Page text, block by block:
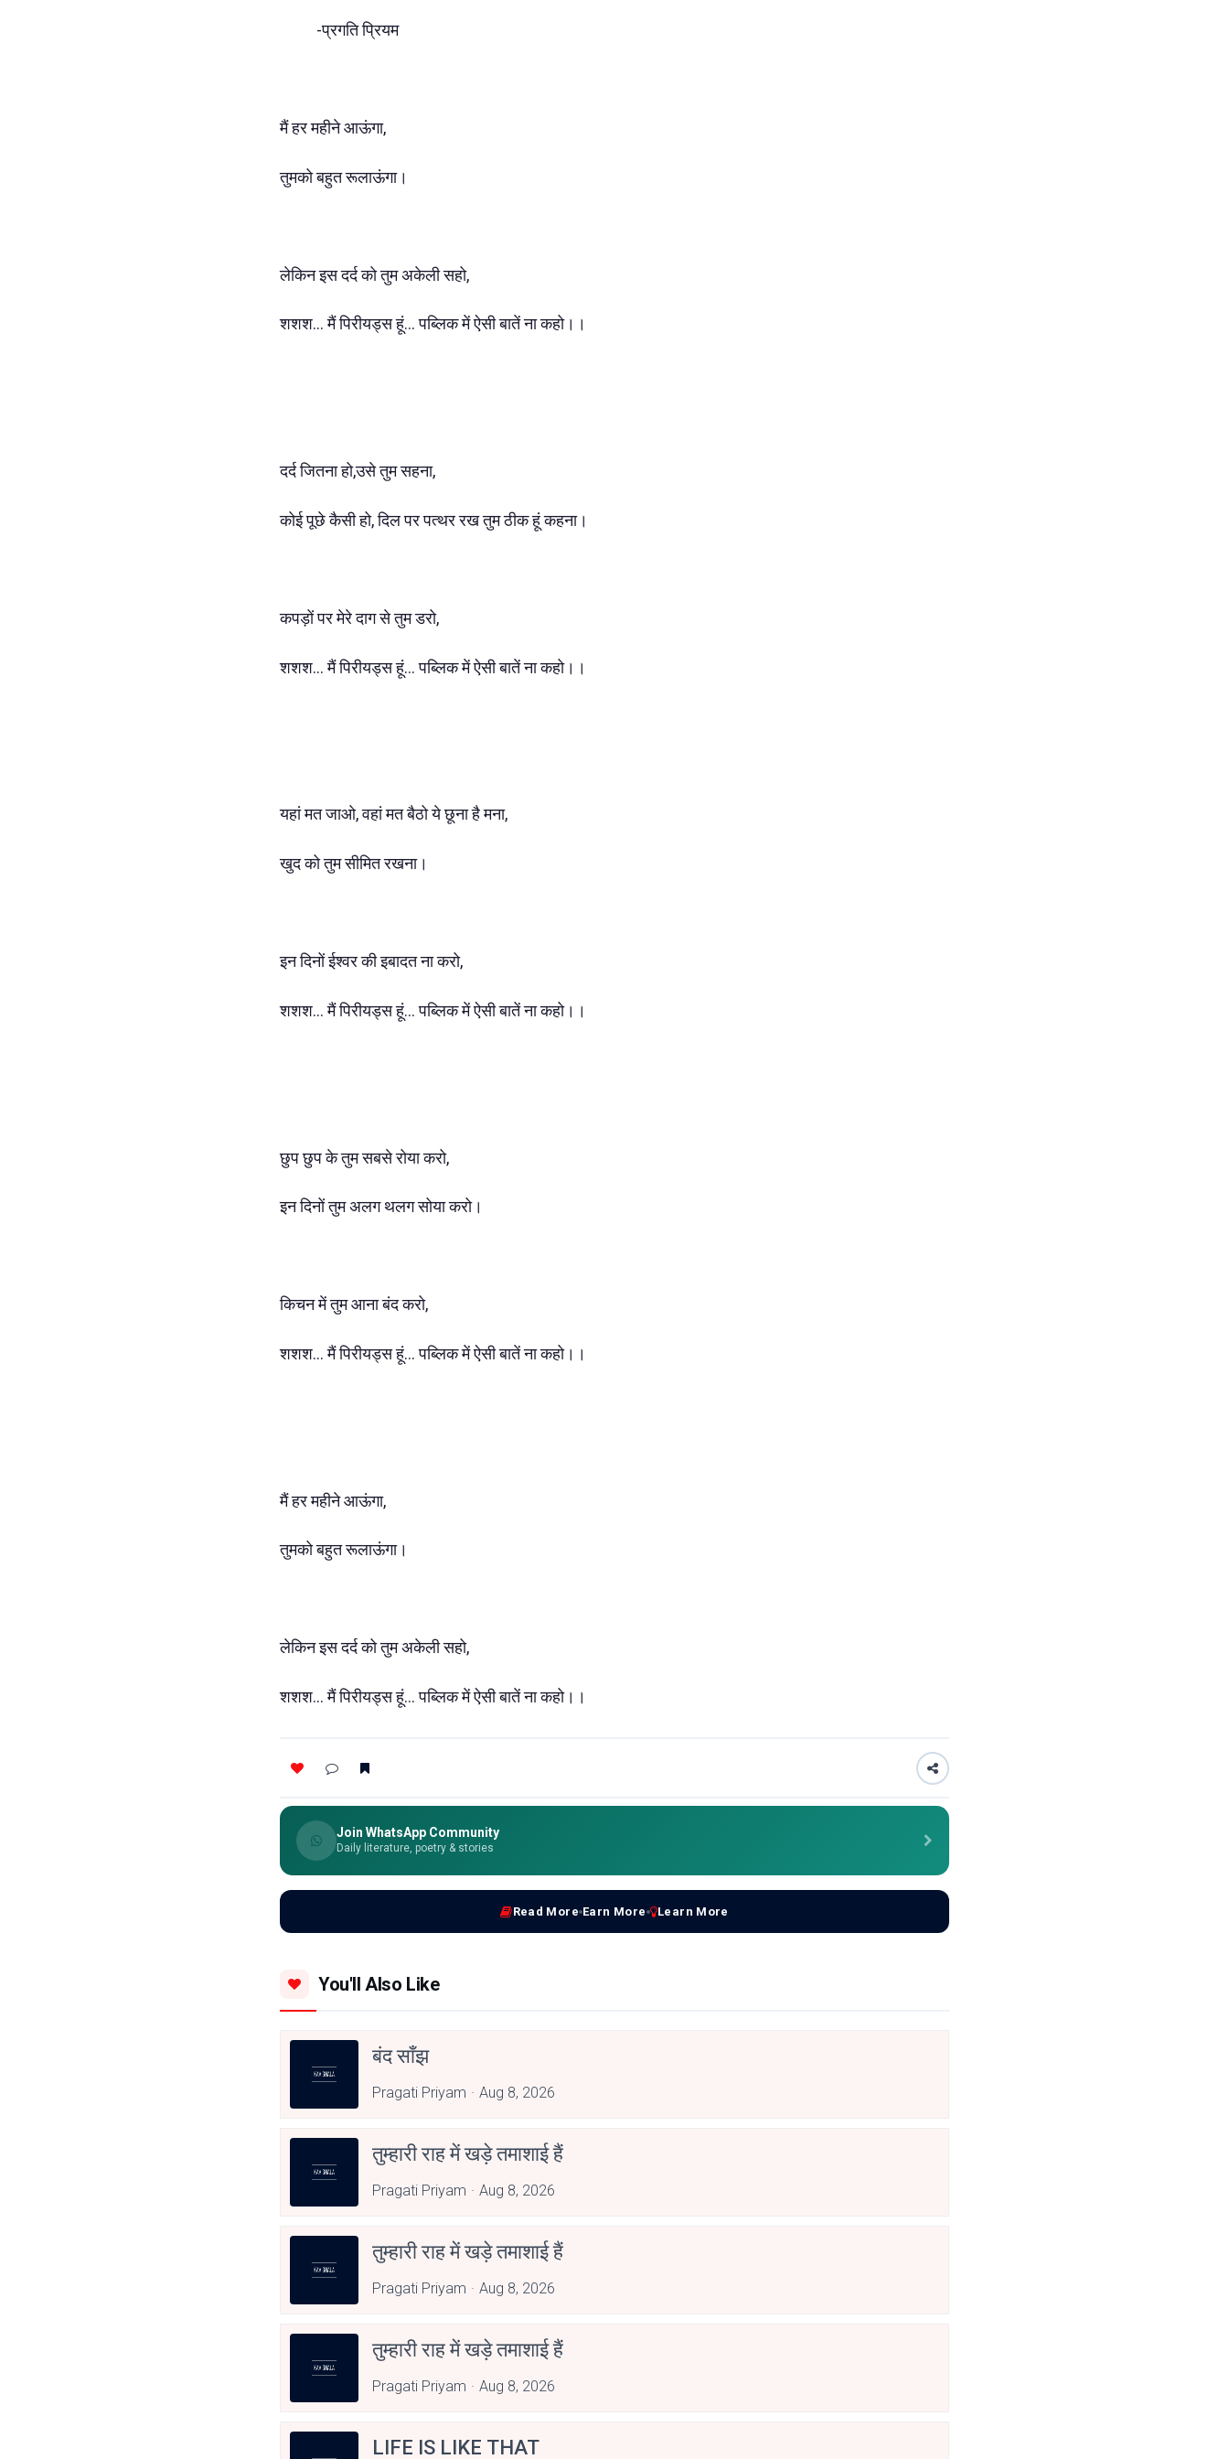
-प्रगति प्रियम
मैं हर महीने आऊंगा,
तुमको बहुत रूलाऊंगा।
लेकिन इस दर्द को तुम अकेली सहो,
शशश... मैं पिरीयड्स हूं... पब्लिक में ऐसी बातें ना कहो।।
दर्द जितना हो,उसे तुम सहना,
कोई पूछे कैसी हो, दिल पर पत्थर रख तुम ठीक हूं कहना।
कपड़ों पर मेरे दाग से तुम डरो,
शशश... मैं पिरीयड्स हूं... पब्लिक में ऐसी बातें ना कहो।।
यहां मत जाओ, वहां मत बैठो ये छूना है मना,
खुद को तुम सीमित रखना।
इन दिनों ईश्वर की इबादत ना करो,
शशश... मैं पिरीयड्स हूं... पब्लिक में ऐसी बातें ना कहो।।
छुप छुप के तुम सबसे रोया करो,
इन दिनों तुम अलग थलग सोया करो।
किचन में तुम आना बंद करो,
शशश... मैं पिरीयड्स हूं... पब्लिक में ऐसी बातें ना कहो।।
मैं हर महीने आऊंगा,
तुमको बहुत रूलाऊंगा।
लेकिन इस दर्द को तुम अकेली सहो,
शशश... मैं पिरीयड्स हूं... पब्लिक में ऐसी बातें ना कहो।।
Join WhatsApp Community
Daily literature, poetry & stories
Read More Earn More Learn More
You'll Also Like
बंद साँझ
Pragati Priyam Aug 8, 2026
तुम्हारी राह में खड़े तमाशाई हैं
Pragati Priyam Aug 8, 2026
तुम्हारी राह में खड़े तमाशाई हैं
Pragati Priyam Aug 8, 2026
तुम्हारी राह में खड़े तमाशाई हैं
Pragati Priyam Aug 8, 2026
LIFE IS LIKE THAT